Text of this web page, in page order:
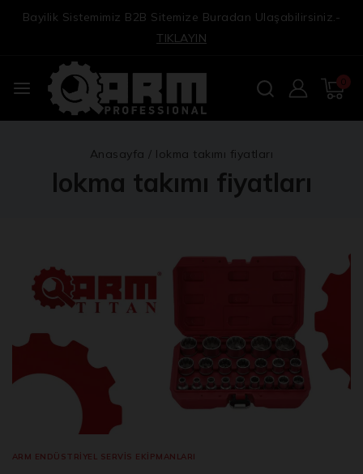
Bayilik Sistemimiz B2B Sitemize Buradan Ulaşabilirsiniz.-
TIKLAYIN
0
Anasayfa / lokma takımı fiyatları
lokma takımı fiyatları
ARM ENDÜSTRIYEL SERVIS EKIPMANLARI